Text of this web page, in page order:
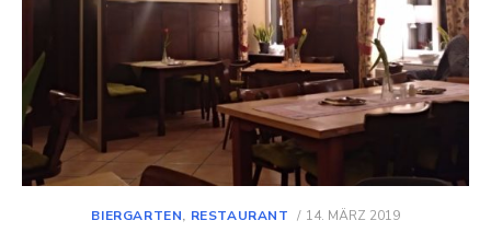
BIERGARTEN, RESTAURANT
POSTED
14. MÄRZ 2019